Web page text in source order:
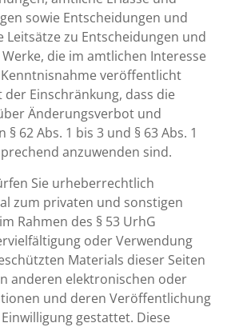
sowie Entscheidungen und
Leitsätze zu Entscheidungen und
die im amtlichen Interesse
veröffentlicht
Einschränkung, dass die
Änderungsverbot und
§ 62 Abs. 1 bis 3 und § 63 Abs. 1
anzuwenden sind.
Sie urheberrechtlich
zum privaten und sonstigen
Rahmen des § 53 UrhG
oder Verwendung
Materials dieser Seiten
anderen elektronischen oder
und deren Veröffentlichung
gestattet. Diese